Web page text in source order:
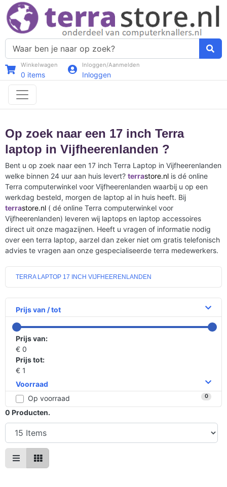
Winkelwagen
0 items
Inloggen/Aanmelden
Inloggen
Op zoek naar een 17 inch Terra
laptop in Vijfheerenlanden ?
Bent u op zoek naar een 17 inch Terra Laptop in Vijfheerenlanden
welke binnen 24 uur aan huis levert? terrastore.nl is dé online
Terra computerwinkel voor Vijfheerenlanden waarbij u op een
werkdag besteld, morgen de laptop al in huis heeft. Bij
terrastore.nl ( dé online Terra computerwinkel voor
Vijfheerenlanden) leveren wij laptops en laptop accessoires
direct uit onze magazijnen. Heeft u vragen of informatie nodig
over een terra laptop, aarzel dan zeker niet om gratis telefonisch
advies te vragen aan onze gespecialiseerde terra medewerkers.
TERRA LAPTOP 17 INCH VIJFHEERENLANDEN
Prijs van / tot
Prijs van:
€ 0
Prijs tot:
€ 1
Voorraad
Op voorraad
0
0 Producten.